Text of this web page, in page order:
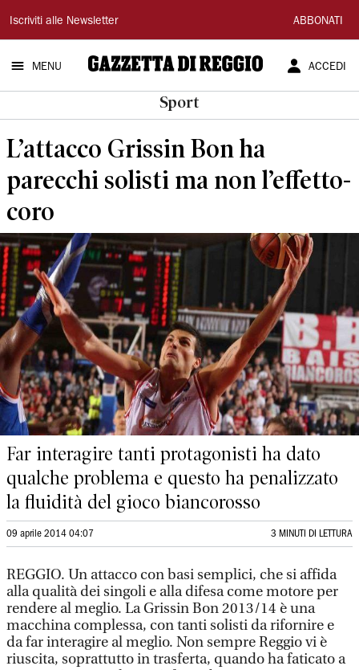
Gazzetta
di
Reggio
Iscriviti alle Newsletter ABBONATI
MENU ACCEDI
Sport
L’attacco Grissin Bon ha
parecchi solisti ma non l’effetto-
coro
Far interagire tanti protagonisti ha dato
qualche problema e questo ha penalizzato
la fluidità del gioco biancorosso
09 aprile 2014 04:07 3 MINUTI DI LETTURA
REGGIO. Un attacco con basi semplici, che si affida
alla qualità dei singoli e alla difesa come motore per
rendere al meglio. La Grissin Bon 2013/14 è una
macchina complessa, con tanti solisti da rifornire e
da far interagire al meglio. Non sempre Reggio vi è
riuscita, soprattutto in trasferta, quando ha faticato a